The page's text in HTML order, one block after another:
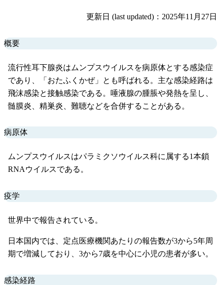
更新日 (last updated)：2025年11月27日
概要
流行性耳下腺炎はムンプスウイルスを病原体とする感染症
であり、「おたふくかぜ」とも呼ばれる。主な感染経路は
飛沫感染と接触感染である。唾液腺の腫脹や発熱を呈し、
髄膜炎、精巣炎、難聴などを合併することがある。
病原体
ムンプスウイルスはパラミクソウイルス科に属する1本鎖
RNAウイルスである。
疫学
世界中で報告されている。
日本国内では、定点医療機関あたりの報告数が3から5年周
期で増減しており、3から7歳を中心に小児の患者が多い。
感染経路